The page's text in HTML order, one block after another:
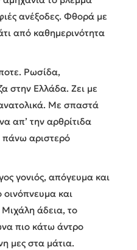
ανέξοδες. Φθορά με
από καθημερινότητα
Ρωσίδα,
στην Ελλάδα. Ζει με
Με σπαστά
απ’ την αρθρίτιδα
πάνω αριστερό
γονιός, απόγευμα και
οινόπνευμα και
άδεια, το
πιο κάτω άντρο
μες στα μάτια.